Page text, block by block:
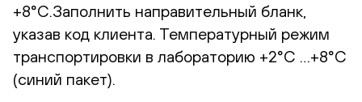
+8°С.Заполнить направительный бланк,
указав код клиента. Температурный режим
транспортировки в лабораторию +2°С …+8°С
(синий пакет).